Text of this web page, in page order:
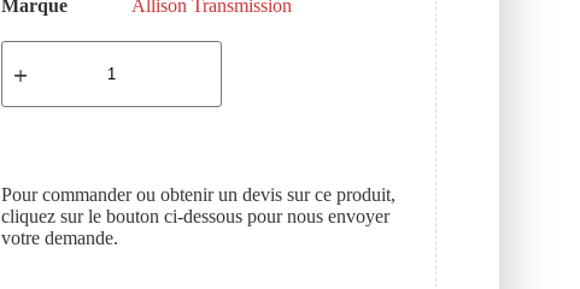
Marque
Allison Transmission
Pour commander ou obtenir un devis sur ce produit,
cliquez sur le bouton ci-dessous pour nous envoyer
votre demande.